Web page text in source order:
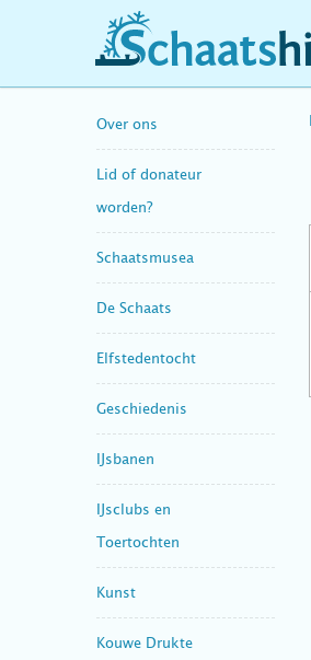
schaatshistorie.nl
Over ons
Lid of donateur
worden?
Schaatsmusea
De Schaats
Elfstedentocht
Geschiedenis
IJsbanen
IJsclubs en
Toertochten
Kunst
Kouwe Drukte